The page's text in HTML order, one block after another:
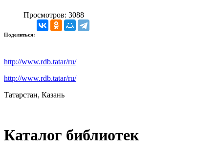
Просмотров: 3088
Поделиться:
http://www.rdb.tatar/ru/
http://www.rdb.tatar/ru/
Татарстан, Казань
Каталог библиотек